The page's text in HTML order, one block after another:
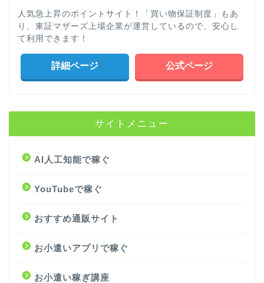
人気急上昇のポイントサイト！「買い物保証制度」もあ
り、東証マザーズ上場企業が運営しているので、安心し
て利用できます！
詳細ページ 公式ページ
サイトメニュー
AI人工知能で稼ぐ
YouTubeで稼ぐ
おすすめ通販サイト
お小遣いアプリで稼ぐ
お小遣い稼ぎ講座